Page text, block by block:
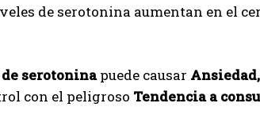
de serotonina aumentan en el
serotoninapuede causar
con el peligroso Tendencia a